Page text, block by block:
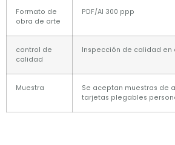
Formato de
obra de arte
PDF/AI 300 ppp
control de
calidad
Inspección de calidad en
Muestra
Se aceptan muestras de
tarjetas plegables